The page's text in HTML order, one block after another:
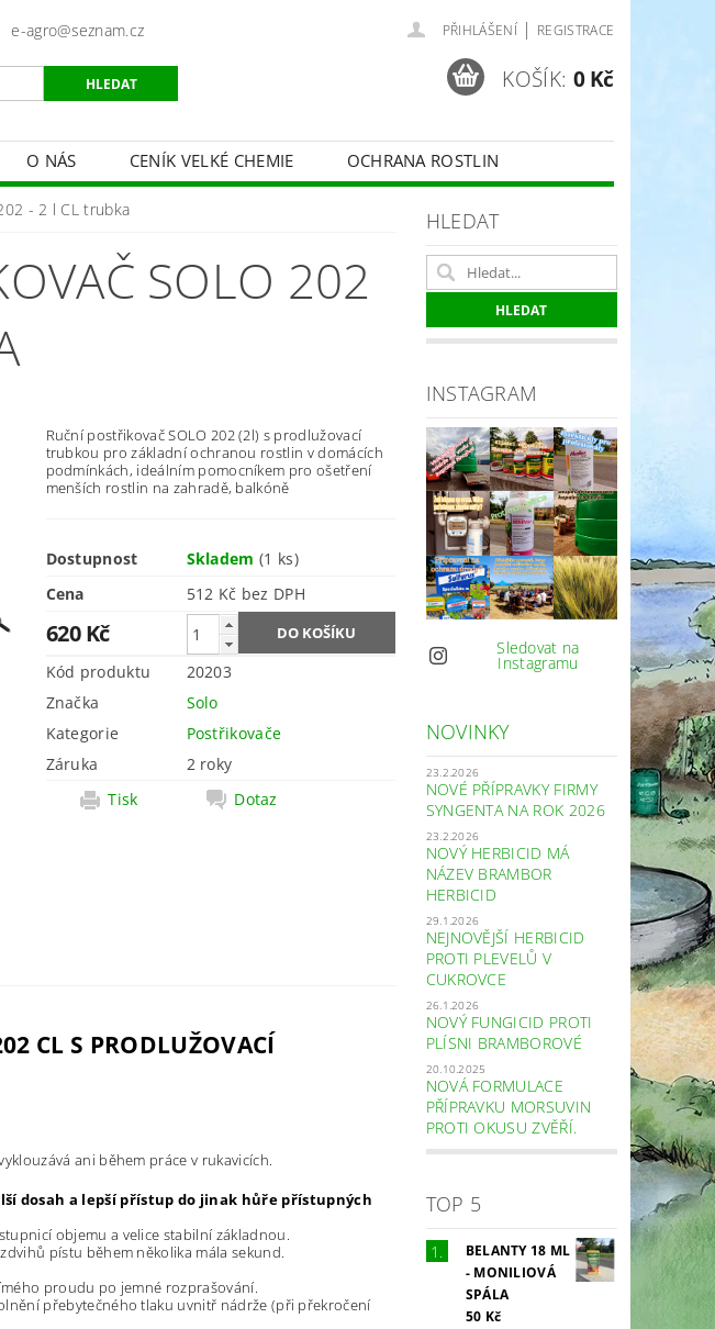
e-agro@seznam.cz PŘIHLÁŠENÍ | REGISTRACE
KOŠÍK: 0 Kč
O NÁS CENÍK VELKÉ CHEMIE
OCHRANA ROSTLIN
POTŘEBY
PÉČE O TRÁVNÍKY
- 2 l CL trubka
SOLO 202
Ruční postřikovač SOLO 202 (2l) s prodlužovací
trubkou pro základní ochranou rostlin v domácích
podmínkách, ideálním pomocníkem pro ošetření
menších rostlin na zahradě, balkóně
Dostupnost Skladem(1 ks)
Cena
512 Kč bez DPH
620 Kč
Kód produktu
20203
Značka
Solo
Kategorie
Postřikovače
Záruka
2 roky
Tisk
Dotaz
CL S PRODLUŽOVACÍ
ani během práce v rukavicích.
dosah a lepšípřístup do jinak hůře přístupných
objemu a velice stabilní základnou.
zdvihů pístu během několika mála sekund.
proudu po jemné rozprašování.
přebytečného tlaku uvnitř nádrže (při překročení
HLEDAT
INSTAGRAM
Sledovat na
Instagramu
NOVINKY
23.2.2026
NOVÉ PŘÍPRAVKY FIRMY
SYNGENTA NA ROK 2026
23.2.2026
NOVÝ HERBICID MÁ
NÁZEV BRAMBOR
HERBICID
29.1.2026
NEJNOVĚJŠÍ HERBICID
PROTI PLEVELŮ V
CUKROVCE
26.1.2026
NOVÝ FUNGICID PROTI
PLÍSNI BRAMBOROVÉ
20.10.2025
NOVÁ FORMULACE
PŘÍPRAVKU MORSUVIN
PROTI OKUSU ZVĚŘÍ.
TOP 5
BELANTY 18 ML
- MONILIOVÁ
SPÁLA
50 Kč